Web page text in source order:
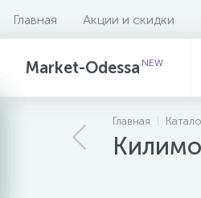
Главная Акции и скидки
Market-Odessa NEW
Главная
Описание